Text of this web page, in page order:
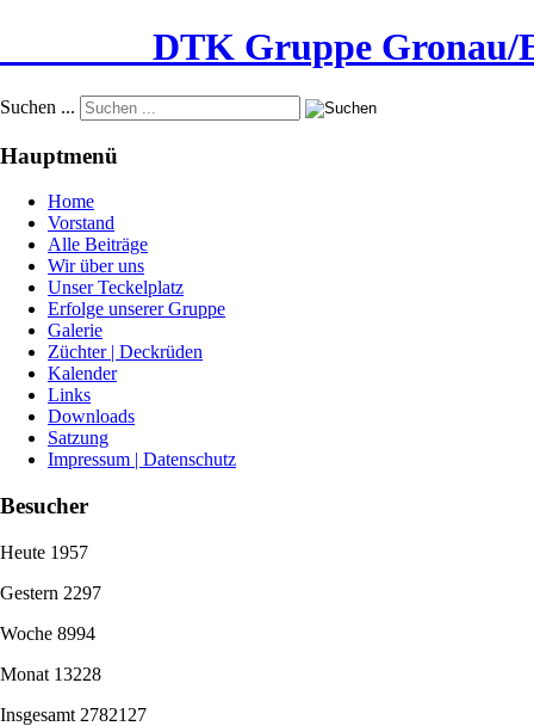
DTK Gruppe Gronau/
Suchen ...
Hauptmenü
Home
Vorstand
Alle Beiträge
Wir über uns
Unser Teckelplatz
Erfolge unserer Gruppe
Galerie
Züchter | Deckrüden
Kalender
Links
Downloads
Satzung
Impressum | Datenschutz
Besucher
Heute 1957
Gestern 2297
Woche 8994
Monat 13228
Insgesamt 2782127